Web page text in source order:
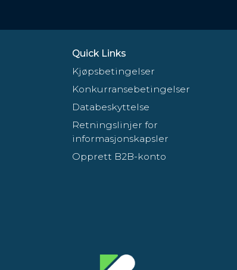
Quick Links
Kjøpsbetingelser
Konkurransebetingelser
Databeskyttelse
Retningslinjer for
informasjonskapsler
Opprett B2B-konto